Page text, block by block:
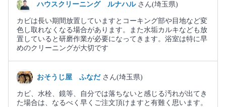
ハウスクリーニング ルナハル さん(埼玉県)
カビは長い期間放置していますとコーキング部や目地など変
色し取れなくなる場合があります。また水垢カルキなども放
置していると研磨作業が必要になってきます。浴室は特に早
めのクリーニングが大切です
おそうじ屋 ふなだ さん(埼玉県)
カビ、水栓、鏡等、自分では落ちないと感じる汚れが出てき
た場合は、なるべく早くご注文頂けますと有難く思います。